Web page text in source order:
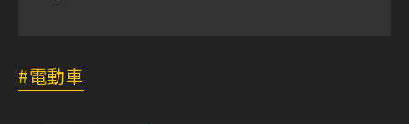
電動車